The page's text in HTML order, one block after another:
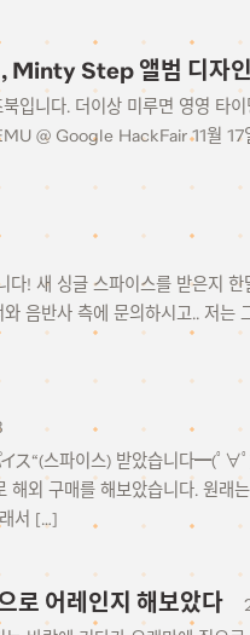
Minty Step 앨범 디자
입니다. 더이상 미루면 영영 타
@ Google HackFair 11월
! 새 싱글 스파이스를 받은지
음반사 측에 문의하시고.. 저는
ス“(스파이스) 받았습니다━(ﾟ
외 구매를 해보았습니다. 원래
서 […]
로 어레인지 해보았다